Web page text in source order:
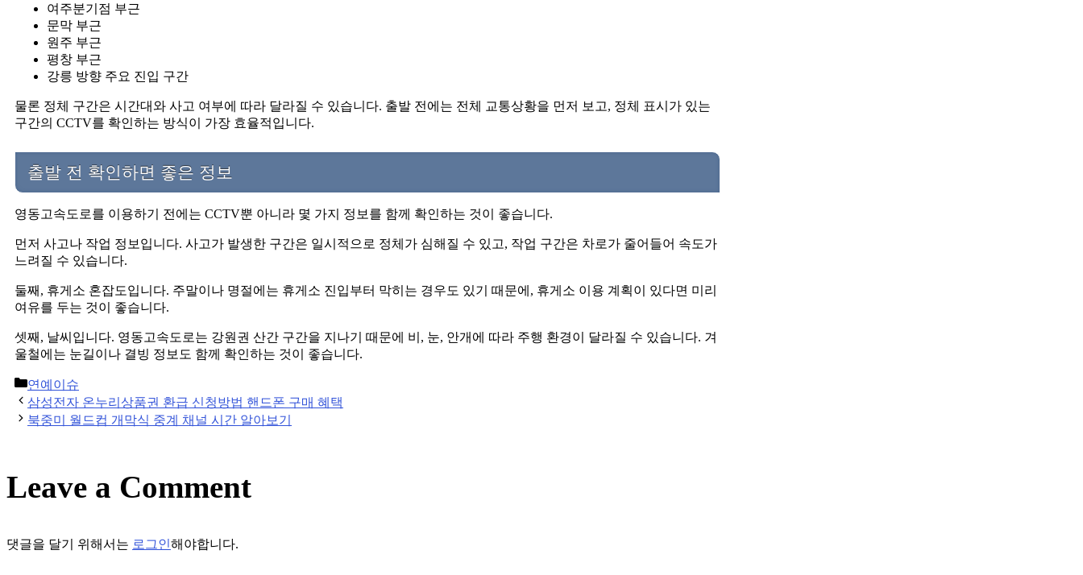
여주분기점 부근
문막 부근
원주 부근
평창 부근
강릉 방향 주요 진입 구간
물론 정체 구간은 시간대와 사고 여부에 따라 달라질 수 있습니다. 출발 전에는 전체 교통상황을 먼저 보고, 정체 표시가 있는
구간의 CCTV를 확인하는 방식이 가장 효율적입니다.
출발 전 확인하면 좋은 정보
영동고속도로를 이용하기 전에는 CCTV뿐 아니라 몇 가지 정보를 함께 확인하는 것이 좋습니다.
먼저 사고나 작업 정보입니다. 사고가 발생한 구간은 일시적으로 정체가 심해질 수 있고, 작업 구간은 차로가 줄어들어 속도가
느려질 수 있습니다.
둘째, 휴게소 혼잡도입니다. 주말이나 명절에는 휴게소 진입부터 막히는 경우도 있기 때문에, 휴게소 이용 계획이 있다면 미리
여유를 두는 것이 좋습니다.
셋째, 날씨입니다. 영동고속도로는 강원권 산간 구간을 지나기 때문에 비, 눈, 안개에 따라 주행 환경이 달라질 수 있습니다. 겨
울철에는 눈길이나 결빙 정보도 함께 확인하는 것이 좋습니다.
Categories
연예이슈
Post
navigation
삼성전자 온누리상품권 환급 신청방법 핸드폰 구매 혜택
북중미 월드컵 개막식 중계 채널 시간 알아보기
Leave a Comment
댓글을 달기 위해서는 로그인해야합니다.